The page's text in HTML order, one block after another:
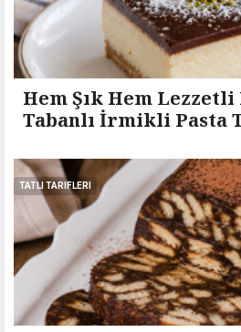
Hem Şık Hem
Tabanlı İrmikli Pasta
TATLI TARIFLERI